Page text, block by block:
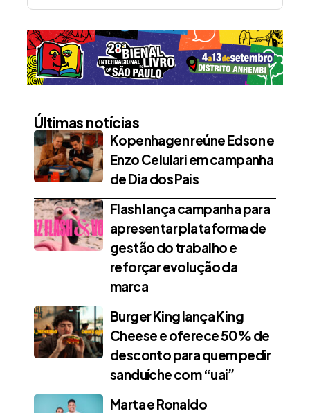
Últimas notícias
Kopenhagen reúne Edson e
Enzo Celulari em campanha
de Dia dos Pais
Flash lança campanha para
apresentar plataforma de
gestão do trabalho e
reforçar evolução da
marca
Burger King lança King
Cheese e oferece 50% de
desconto para quem pedir
sanduíche com “uai”
Marta e Ronaldo